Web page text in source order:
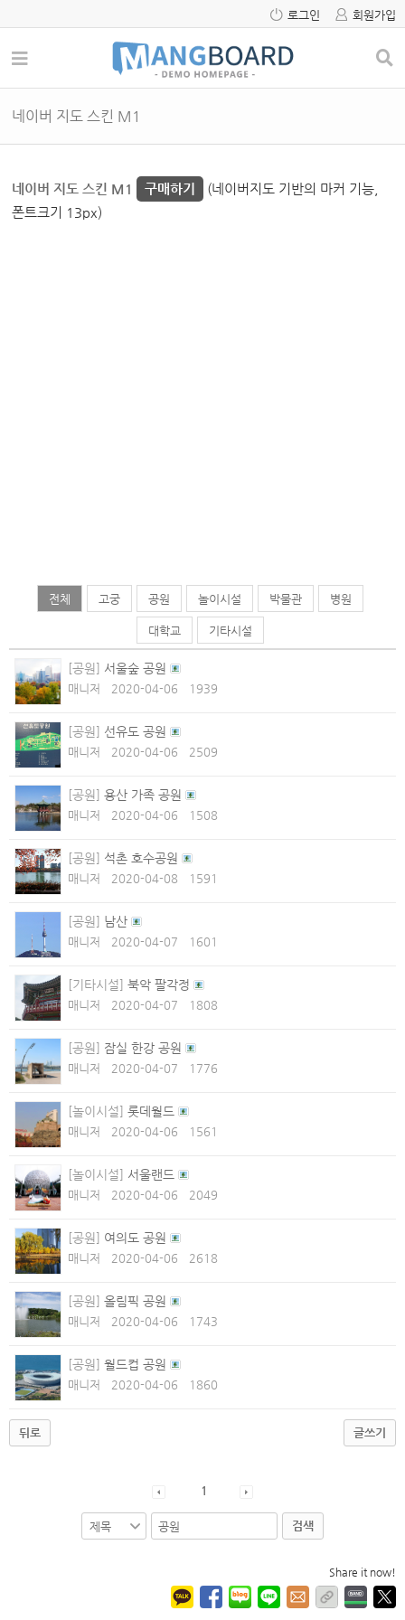
로그인 회원가입
네이버 지도 스킨 M1
네이버 지도 스킨 M1 구매하기
(네이버지도 기반의 마커 기능,
폰트크기 13px)
전체 고궁 공원 놀이시설 박물관 병원
대학교 기타시설
[공원] 서울숲 공원
매니저 2020-04-06 1939
[공원] 선유도 공원
매니저 2020-04-06 2509
[공원] 용산 가족 공원
매니저 2020-04-06 1508
[공원] 석촌 호수공원
매니저 2020-04-08 1591
[공원] 남산
매니저 2020-04-07 1601
[기타시설] 북악 팔각정
매니저 2020-04-07 1808
[공원] 잠실 한강 공원
매니저 2020-04-07 1776
[놀이시설] 롯데월드
매니저 2020-04-06 1561
[놀이시설] 서울랜드
매니저 2020-04-06 2049
[공원] 여의도 공원
매니저 2020-04-06 2618
[공원] 올림픽 공원
매니저 2020-04-06 1743
[공원] 월드컵 공원
매니저 2020-04-06 1860
뒤로 글쓰기
1
검색
Share it now!